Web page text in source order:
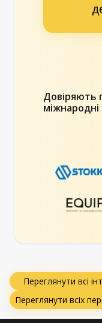
Довіряють
Переглянути всі
Переглянути всіх